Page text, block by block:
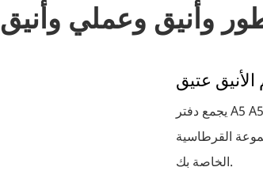
وأنيق وعملي وأنيق
الأنيق عتيق
يجمع دفتر A5 A5 Stain Plum المستوحى من القماش الصيني بين جماليات الصينية
القرطاسية
الخاصة بك.